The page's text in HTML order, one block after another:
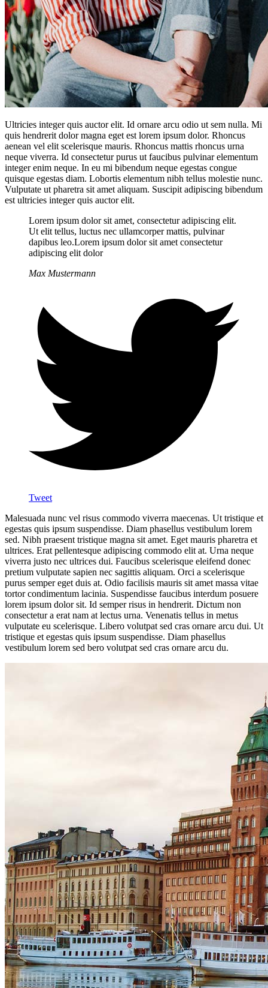
Ultricies integer quis auctor elit. Id ornare arcu odio ut sem nulla. Mi
quis hendrerit dolor magna eget est lorem ipsum dolor. Rhoncus
aenean vel elit scelerisque mauris. Rhoncus mattis rhoncus urna
neque viverra. Id consectetur purus ut faucibus pulvinar elementum
integer enim neque. In eu mi bibendum neque egestas congue
quisque egestas diam. Lobortis elementum nibh tellus molestie nunc.
Vulputate ut pharetra sit amet aliquam. Suscipit adipiscing bibendum
est ultricies integer quis auctor elit.
Lorem ipsum dolor sit amet, consectetur adipiscing elit.
Ut elit tellus, luctus nec ullamcorper mattis, pulvinar
dapibus leo.Lorem ipsum dolor sit amet consectetur
adipiscing elit dolor
Max Mustermann
Tweet
Malesuada nunc vel risus commodo viverra maecenas. Ut tristique et
egestas quis ipsum suspendisse. Diam phasellus vestibulum lorem
sed. Nibh praesent tristique magna sit amet. Eget mauris pharetra et
ultrices. Erat pellentesque adipiscing commodo elit at. Urna neque
viverra justo nec ultrices dui. Faucibus scelerisque eleifend donec
pretium vulputate sapien nec sagittis aliquam. Orci a scelerisque
purus semper eget duis at. Odio facilisis mauris sit amet massa vitae
tortor condimentum lacinia. Suspendisse faucibus interdum posuere
lorem ipsum dolor sit. Id semper risus in hendrerit. Dictum non
consectetur a erat nam at lectus urna. Venenatis tellus in metus
vulputate eu scelerisque. Libero volutpat sed cras ornare arcu dui. Ut
tristique et egestas quis ipsum suspendisse. Diam phasellus
vestibulum lorem sed bero volutpat sed cras ornare arcu du.